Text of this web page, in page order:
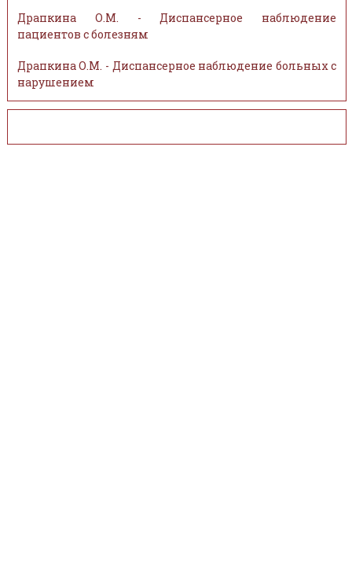
Драпкина О.М. - Диспансерное наблюдение
пациентов с болезням
Драпкина О.М. - Диспансерное наблюдение больных с
нарушением